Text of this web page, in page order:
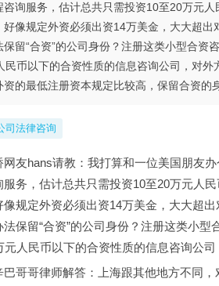
咨询服务，估计总共只需投资10至20万元
好像规定外资必须出资14万美金，大大超
保留“合资”的公司身份？注册这类小型合
民币以下的合资性质的信息咨询公司，对
资的最低注册资本规定比较高，保留合资的
司法律咨询
网友hans请教：我打算和一位美国朋友
服务，估计总共只需投资10至20万元人
像规定外资必须出资14万美金，大大超
法保留“合资”的公司身份？注册这类小
元人民币以下的合资性质的信息咨询公司
巴哥哥律师解答：上海跟其他地方不同